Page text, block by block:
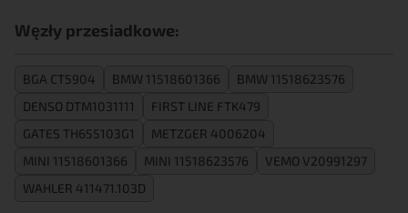
Węzły przesiadkowe:
BGA CT5904 BMW 11518601366
BMW 11518623576
DENSO DTM1031111
FIRST LINE FTK479
GATES TH655103G1
METZGER 4006204
MINI 11518601366
MINI 11518623576
VEMO V20991297
WAHLER 411471.103D